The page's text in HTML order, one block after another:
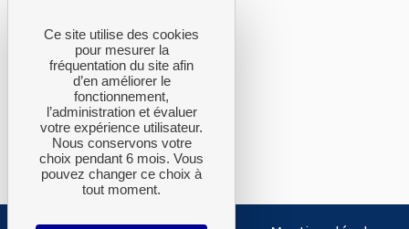
À PROPOS
A propos du CTH
FAQ
Nous contacter
Ce site utilise des cookies
pour mesurer la
fréquentation du site afin
d’en améliorer le
fonctionnement,
l’administration et évaluer
votre expérience utilisateur.
Nous conservons votre
choix pendant 6 mois. Vous
pouvez changer ce choix à
tout moment.